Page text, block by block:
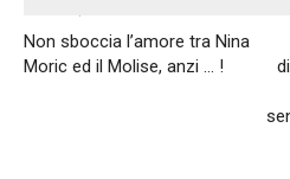
Non sboccia l’amore tra Nina
Moric ed il Molise, anzi … !